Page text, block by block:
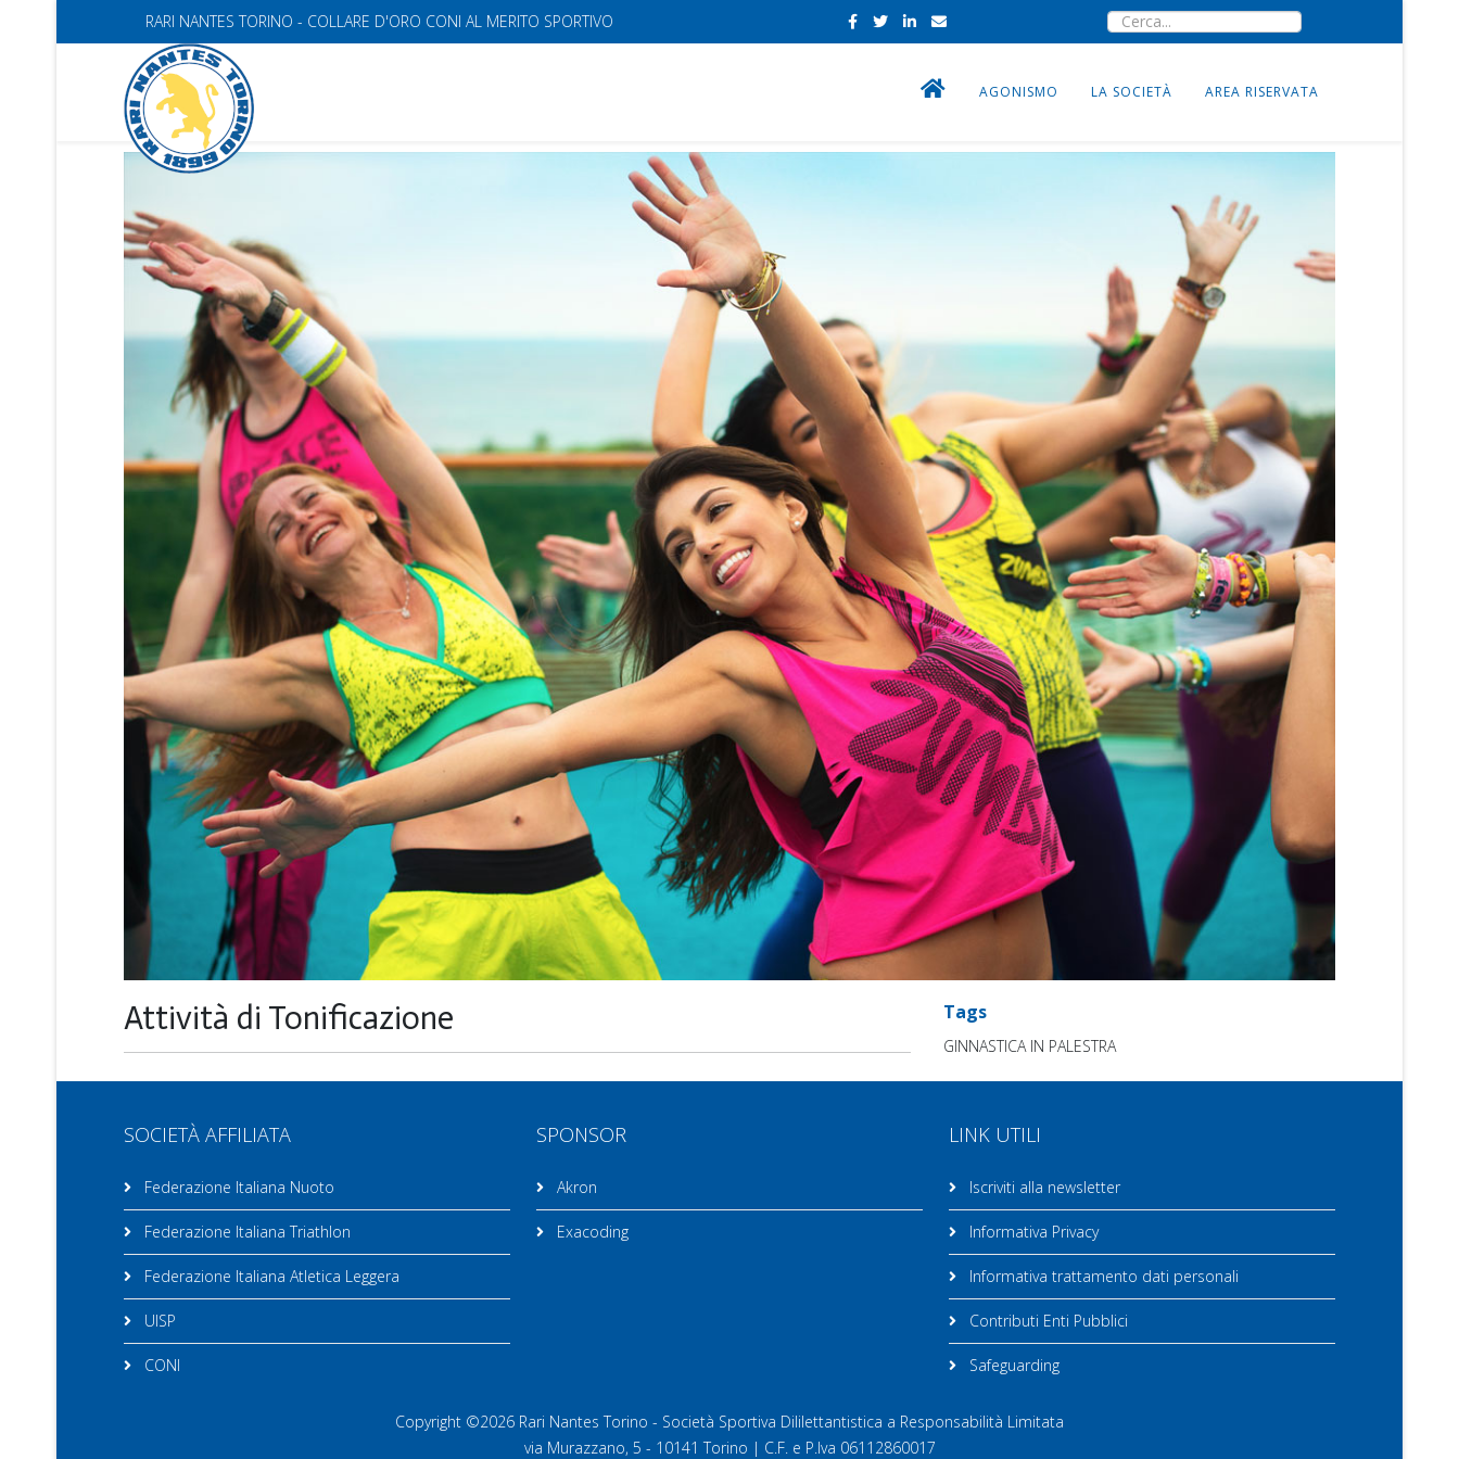
RARI NANTES TORINO - COLLARE D'ORO CONI AL MERITO SPORTIVO
AGONISMO LA SOCIETÀ AREA RISERVATA
Attività di Tonificazione Tags
GINNASTICA IN PALESTRA
SOCIETÀ AFFILIATA
Federazione Italiana Nuoto
Federazione Italiana Triathlon
Federazione Italiana Atletica Leggera
UISP
CONI
SPONSOR
Akron
Exacoding
LINK UTILI
Iscriviti alla newsletter
Informativa Privacy
Informativa trattamento dati personali
Contributi Enti Pubblici
Safeguarding
Copyright ©2026 Rari Nantes Torino - Società Sportiva Dililettantistica a Responsabilità Limitata
via Murazzano, 5 - 10141 Torino | C.F. e P.Iva 06112860017